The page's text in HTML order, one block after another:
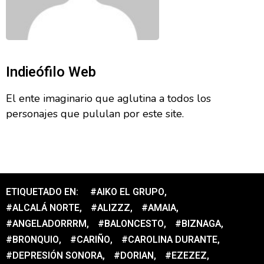
Indieófilo Web
El ente imaginario que aglutina a todos los
personajes que pululan por este site.
ETIQUETADO EN: #AIKO EL GRUPO,
#ALCALÁ NORTE, #ALIZZZ, #AMAIA,
#ANGELADORRRM, #BALONCESTO, #BIZNAGA,
#BRONQUIO, #CARIÑO, #CAROLINA DURANTE,
#DEPRESIÓN SONORA, #DORIAN, #EZEZEZ,